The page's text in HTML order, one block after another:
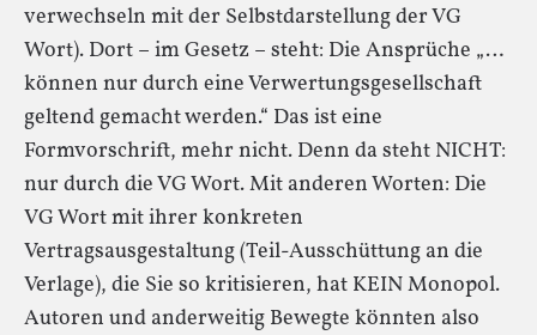
verwechseln mit der Selbstdarstellung der VG
Wort). Dort – im Gesetz – steht: Die Ansprüche „…
können nur durch eine Verwertungsgesellschaft
geltend gemacht werden.“ Das ist eine
Formvorschrift, mehr nicht. Denn da steht NICHT:
nur durch die VG Wort. Mit anderen Worten: Die
VG Wort mit ihrer konkreten
Vertragsausgestaltung (Teil-Ausschüttung an die
Verlage), die Sie so kritisieren, hat KEIN Monopol.
Autoren und anderweitig Bewegte könnten also